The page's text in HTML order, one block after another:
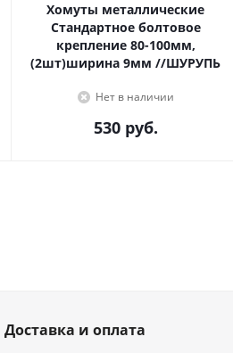
Хомуты металлические
Стандартное болтовое
крепление 80-100мм,
(2шт)ширина 9мм //ШУРУПЬ
Нет в наличии
530руб.
Доставка и оплата